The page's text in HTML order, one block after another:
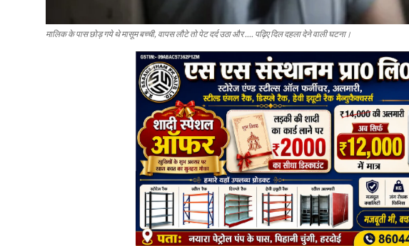
मालिक के पास छोड़ गये थे मासूम बच्ची, वापस लौटे तो पेट दर्द उठा और .... पढ़िए दिल दहला देने वाली घटना।